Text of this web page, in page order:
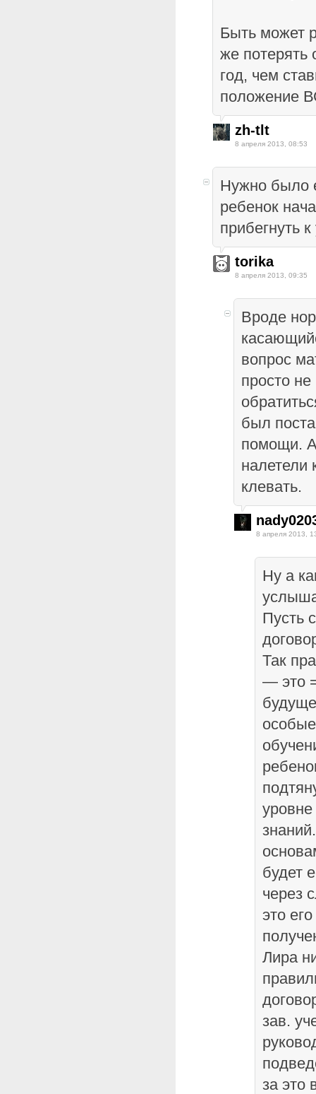
Быть может
же потерять
год, чем
положение
zh-tlt
8 апреля 2013, 08:53
Нужно было
ребенок
прибегнуть
torika
8 апреля 2013, 09:35
Вроде
вопрос
просто
был
помощи.
налетели
клевать.
8 апреля 2013,
Ну а
Пусть
Так
— это
будет
через
это
Лира
зав.
за это